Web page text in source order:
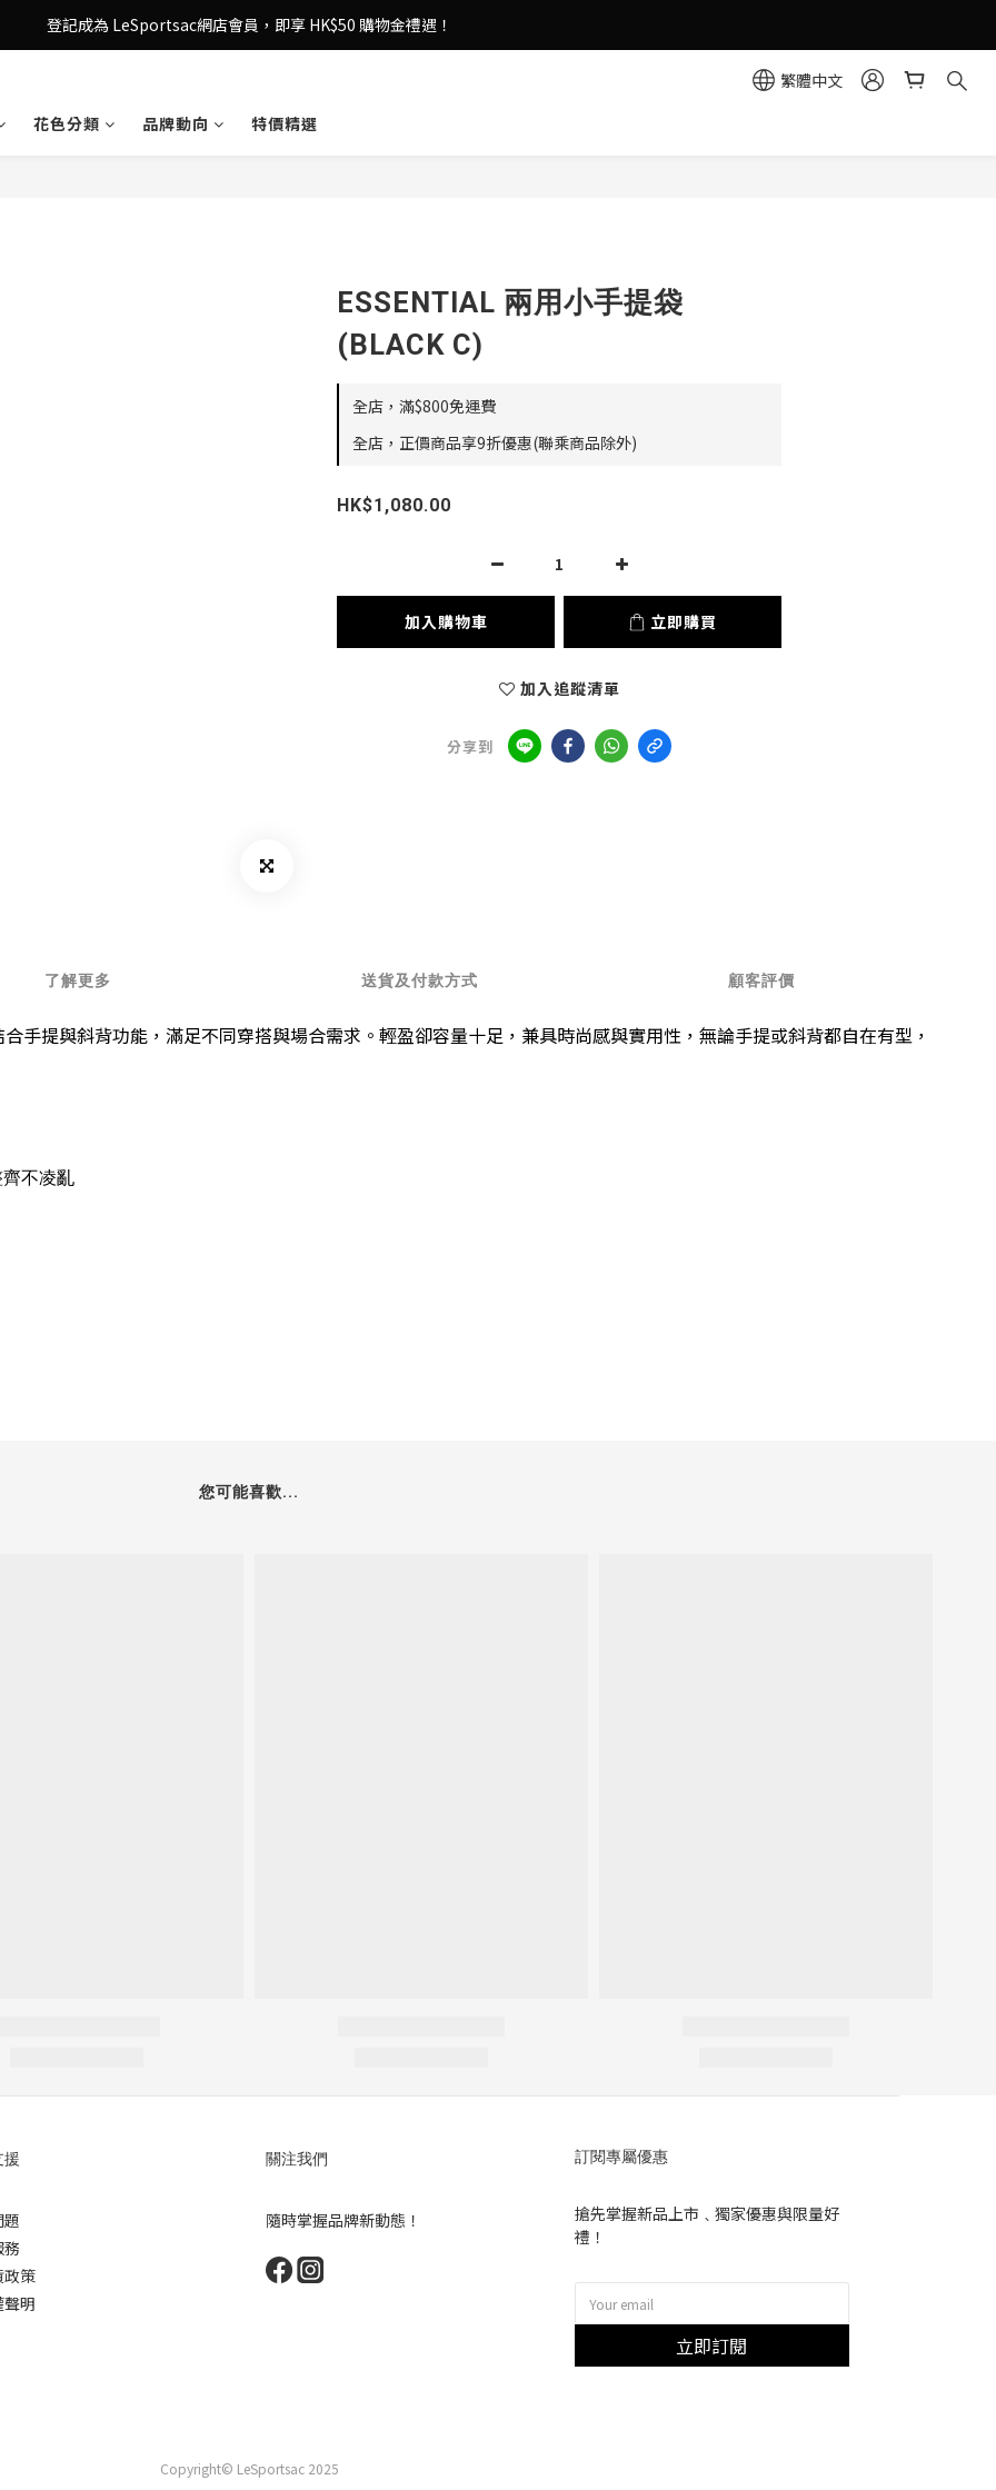
登記成為 LeSportsac網店會員，即享 HK$50 購物金禮遇！
登記成為 LeSportsac網店會員，即享 HK$50 購物金禮遇！
登記成為 LeSportsac網店會員，即享 HK$50 購物金禮遇！
繁體中文
花色分類
品牌動向 特價精選
ESSENTIAL 兩用小手提袋
(BLACK C)
全店，滿$800免運費
全店，正價商品享9折優惠(聯乘商品除外)
HK$1,080.00
加入購物車 立即購買
加入追蹤清單
分享到
了解更多 送貨及付款方式 顧客評價
提與斜背功能，滿足不同穿搭與場合需求。輕盈卻容量十足，兼具時尚感與實用性，無論手提或斜背都自在有型，
不凌亂
您可能喜歡...
援
策
明
關注我們
隨時掌握品牌新動態！
訂閱專屬優惠
搶先掌握新品上市﹑獨家優惠與限量好
禮！
立即訂閱
Copyright© LeSportsac 2025